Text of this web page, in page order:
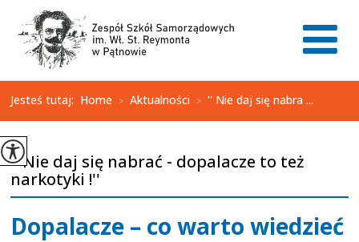
Jesteś tutaj: Home > Aktualności > '' Nie daj się nabra ...
'' Nie daj się nabrać - dopalacze to też
narkotyki !''
Dopalacze – co warto wiedzieć